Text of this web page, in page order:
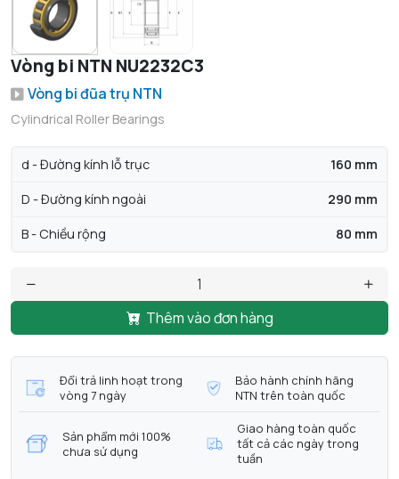
Vòng bi NTN NU2232C3
Vòng bi đũa trụ NTN
Cylindrical Roller Bearings
d - Đường kính lỗ trục 160 mm
D - Đường kính ngoài 290 mm
B - Chiều rộng 80 mm
Thêm vào đơn hàng
Đổi trả linh hoạt trong
vòng 7 ngày
Bảo hành chính hãng
NTN trên toàn quốc
Sản phẩm mới 100%
chưa sử dụng
Giao hàng toàn quốc
tất cả các ngày trong
tuần